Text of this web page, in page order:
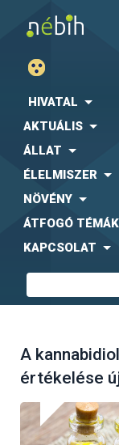
HIVATAL
AKTUÁLIS
ÁLLAT
ÉLELMISZER
NÖVÉNY
ÁTFOGÓ TÉMÁK
KAPCSOLAT
A
értékelése